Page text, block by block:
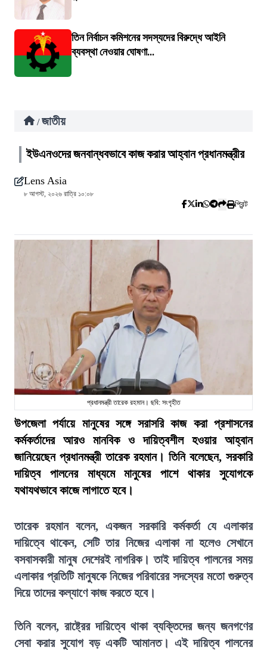
তিন নির্বাচন কমিশনের সদস্যদের বিরুদ্ধে আইনি
ব্যবস্থা নেওয়ার ঘোষণা...
/ জাতীয়
ইউএনওদের জনবান্ধবভাবে কাজ করার আহ্বান প্রধানমন্ত্রীর
Lens Asia
৮ আগস্ট, ২০২৬ রাত্রি ১০:০৮
প্রিন্ট
প্রধানমন্ত্রী তারেক রহমান। ছবি: সংগৃহীত
উপজেলা পর্যায়ে মানুষের সঙ্গে সরাসরি কাজ করা প্রশাসনের
কর্মকর্তাদের আরও মানবিক ও দায়িত্বশীল হওয়ার আহ্বান
জানিয়েছেন প্রধানমন্ত্রী তারেক রহমান। তিনি বলেছেন, সরকারি
দায়িত্ব পালনের মাধ্যমে মানুষের পাশে থাকার সুযোগকে
যথাযথভাবে কাজে লাগাতে হবে।
তারেক রহমান বলেন, একজন সরকারি কর্মকর্তা যে এলাকার
দায়িত্বে থাকেন, সেটি তার নিজের এলাকা না হলেও সেখানে
বসবাসকারী মানুষ দেশেরই নাগরিক। তাই দায়িত্ব পালনের সময়
এলাকার প্রতিটি মানুষকে নিজের পরিবারের সদস্যের মতো গুরুত্ব
দিয়ে তাদের কল্যাণে কাজ করতে হবে।
তিনি বলেন, রাষ্ট্রের দায়িত্বে থাকা ব্যক্তিদের জন্য জনগণের
সেবা করার সুযোগ বড় একটি আমানত। এই দায়িত্ব পালনের